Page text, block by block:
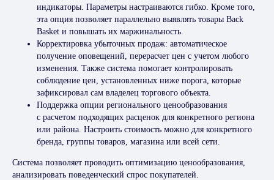
индикаторы. Параметры настраиваются гибко. Кроме того,
эта опция позволяет параллельно выявлять товары Back
Basket и повышать их маржинальность.
Корректировка убыточных продаж: автоматическое
получение оповещений, перерасчет цен с учетом любого
изменения. Также система помогает контролировать
соблюдение цен, установленных ниже порога, которые
зафиксировал сам владелец торгового объекта.
Поддержка опции регионального ценообразования
с расчетом подходящих расценок для конкретного региона
или района. Настроить стоимость можно для конкретного
бренда, группы товаров, магазина или всей сети.
Система позволяет проводить оптимизацию ценообразования,
анализировать поведенческий спрос покупателей.